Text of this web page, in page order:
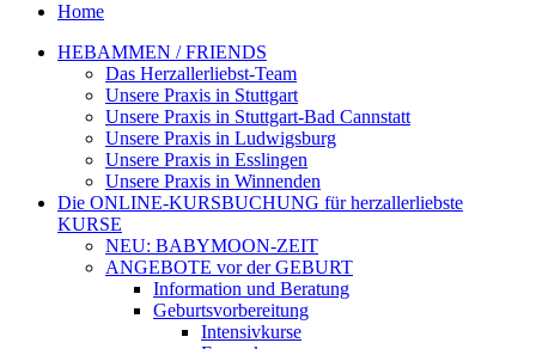
Home
HEBAMMEN / FRIENDS
Das Herzallerliebst-Team
Unsere Praxis in Stuttgart
Unsere Praxis in Stuttgart-Bad Cannstatt
Unsere Praxis in Ludwigsburg
Unsere Praxis in Esslingen
Unsere Praxis in Winnenden
Die ONLINE-KURSBUCHUNG für herzallerliebste
KURSE
NEU: BABYMOON-ZEIT
ANGEBOTE vor der GEBURT
Information und Beratung
Geburtsvorbereitung
Intensivkurse